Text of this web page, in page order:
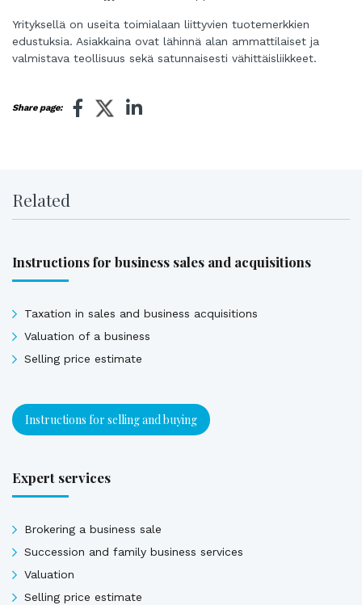
Yrityksellä on useita toimialaan liittyvien tuotemerkkien
edustuksia. Asiakkaina ovat lähinnä alan ammattilaiset ja
valmistava teollisuus sekä satunnaisesti vähittäisliikkeet.
Share page:
Related
Instructions for business sales and acquisitions
Taxation in sales and business acquisitions
Valuation of a business
Selling price estimate
Instructions for selling and buying
Expert services
Brokering a business sale
Succession and family business services
Valuation
Selling price estimate